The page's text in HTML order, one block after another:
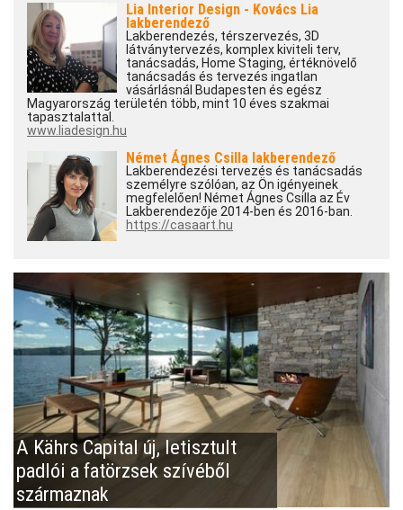
Lia Interior Design - Kovács Lia
lakberendező
Lakberendezés, térszervezés, 3D
látványtervezés, komplex kiviteli terv,
tanácsadás, Home Staging, értéknövelő
tanácsadás és tervezés ingatlan
vásárlásnál Budapesten és egész
Magyarország területén több, mint 10 éves szakmai
tapasztalattal.
www.liadesign.hu
Német Ágnes Csilla lakberendező
Lakberendezési tervezés és tanácsadás
személyre szólóan, az Ön igényeinek
megfelelően! Német Ágnes Csilla az Év
Lakberendezője 2014-ben és 2016-ban.
https://casaart.hu
A Kährs Capital új, letisztult
padlói a fatörzsek szívéből
származnak